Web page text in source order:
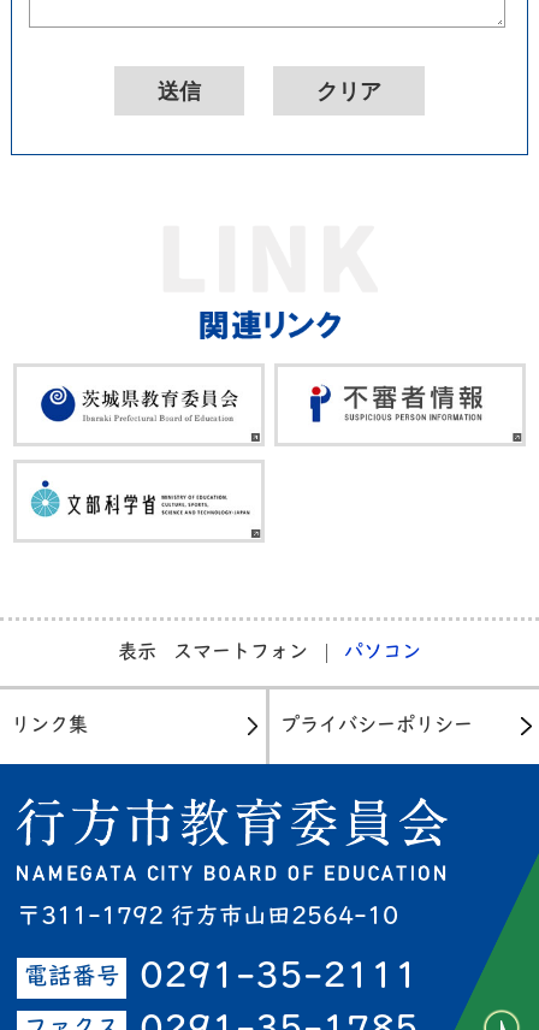
表示 スマートフォン パソコン
リンク集 プライバシーポリシー
〒311-1792 行方市山田2564-10
電話番号 0291-35-2111